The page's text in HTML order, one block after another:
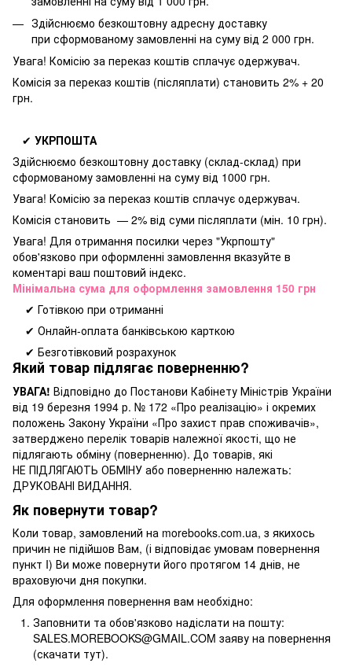
Здійснюємо безкоштовну адресну доставку
при сформованому замовленні на суму від 2 000 грн.
Увага! Комісію за переказ коштів сплачує одержувач.
Комісія за переказ коштів (післяплати) становить 2% + 20
грн.
✔ УКРПОШТА
Здійснюємо безкоштовну доставку (склад-склад) при
сформованому замовленні на суму від 1000 грн.
Увага! Комісію за переказ коштів сплачує одержувач.
Комісія становить — 2% від суми післяплати (мін. 10 грн).
Увага! Для отримання посилки через "Укрпошту"
обов'язково при оформленні замовлення вказуйте в
коментарі ваш поштовий індекс.
Мінімальна сума для оформлення замовлення 150 грн
✔ Готівкою при отриманні
✔ Онлайн-оплата банківською карткою
✔ Безготівковий розрахунок
Який товар підлягає поверненню?
УВАГА! Відповідно до Постанови Кабінету Міністрів України
від 19 березня 1994 р. № 172 «Про реалізацію» і окремих
положень Закону України «Про захист прав споживачів»,
затверджено перелік товарів належної якості, що не
підлягають обміну (поверненню). До товарів, які
НЕ ПІДЛЯГАЮТЬ ОБМІНУ або поверненню належать:
ДРУКОВАНІ ВИДАННЯ.
Як повернути товар?
Коли товар, замовлений на morebooks.com.ua, з якихось
причин не підійшов Вам, (і відповідає умовам повернення
пункт I) Ви може повернути його протягом 14 днів, не
враховуючи дня покупки.
Для оформлення повернення вам необхідно:
Заповнити та обов'язково надіслати на пошту:
SALES.MOREBOOKS@GMAIL.COM заяву на повернення
(скачати тут).